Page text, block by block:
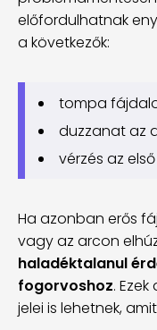
előfordulhatnak
a következők:
tompa
duzzanat az
vérzés az
Ha azonban erős
vagy az arcon
haladéktalanul
fogorvoshoz.
jelei is lehetnek,